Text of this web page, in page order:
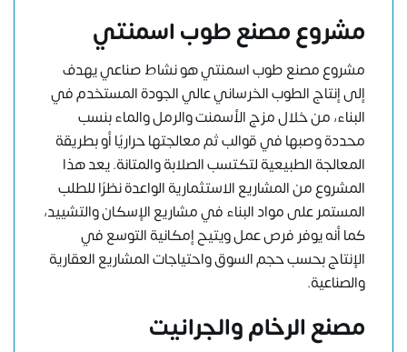
مشروع مصنع طوب اسمنتي
مشروع مصنع طوب اسمنتي هو نشاط صناعي يهدف
إلى إنتاج الطوب الخرساني عالي الجودة المستخدم في
البناء، من خلال مزج الأسمنت والرمل والماء بنسب
محددة وصبها في قوالب ثم معالجتها حراريًا أو بطريقة
المعالجة الطبيعية لتكتسب الصلابة والمتانة. يعد هذا
المشروع من المشاريع الاستثمارية الواعدة نظرًا للطلب
المستمر على مواد البناء في مشاريع الإسكان والتشييد،
كما أنه يوفر فرص عمل ويتيح إمكانية التوسع في
الإنتاج بحسب حجم السوق واحتياجات المشاريع العقارية
والصناعية.
مصنع الرخام والجرانيت